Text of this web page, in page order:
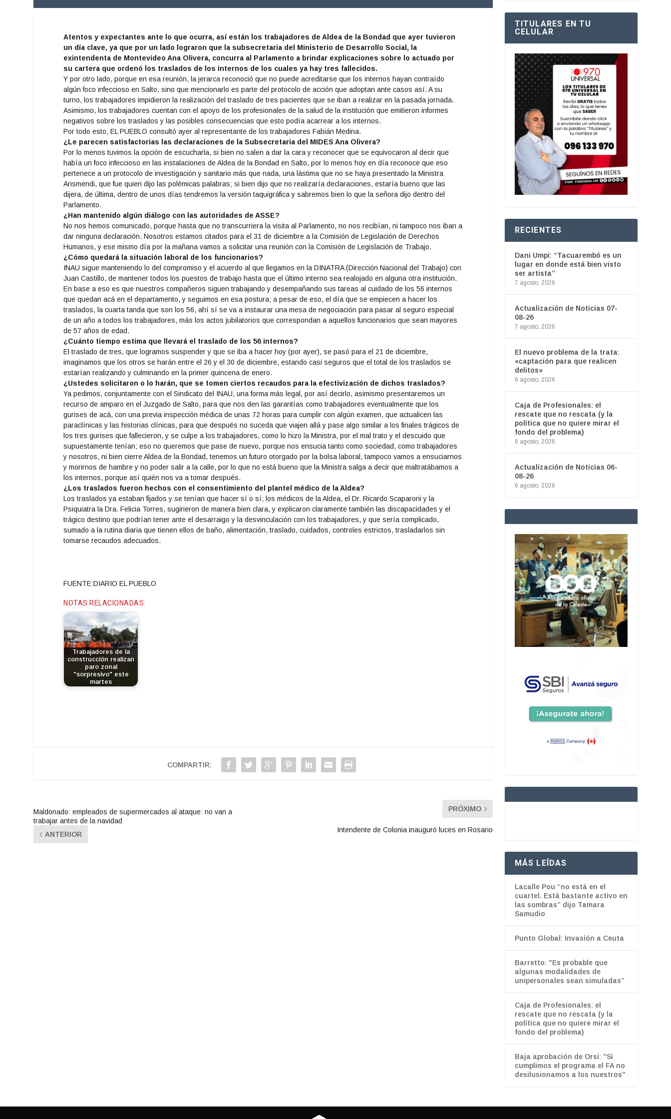
Atentos y expectantes ante lo que ocurra, así están los trabajadores de Aldea de la Bondad que ayer tuvieron
un día clave, ya que por un lado lograron que la subsecretaria del Ministerio de Desarrollo Social, la
exintendenta de Montevideo Ana Olivera, concurra al Parlamento a brindar explicaciones sobre lo actuado por
su cartera que ordenó los traslados de los internos de los cuales ya hay tres fallecidos.
Y por otro lado, porque en esa reunión, la jerarca reconoció que no puede acreditarse que los internos hayan contraído
algún foco infeccioso en Salto, sino que mencionarlo es parte del protocolo de acción que adoptan ante casos así. A su
turno, los trabajadores impidieron la realización del traslado de tres pacientes que se iban a realizar en la pasada jornada.
Asimismo, los trabajadores cuentan con el apoyo de los profesionales de la salud de la institución que emitieron informes
negativos sobre los traslados y las posibles consecuencias que esto podía acarrear a los internos.
Por todo esto, EL PUEBLO consultó ayer al representante de los trabajadores Fabián Medina.
¿Le parecen satisfactorias las declaraciones de la Subsecretaria del MIDES Ana Olivera?
Por lo menos tuvimos la opción de escucharla, si bien no salen a dar la cara y reconocer que se equivocaron al decir que
había un foco infeccioso en las instalaciones de Aldea de la Bondad en Salto, por lo menos hoy en día reconoce que eso
pertenece a un protocolo de investigación y sanitario más que nada, una lástima que no se haya presentado la Ministra
Arismendi, que fue quien dijo las polémicas palabras; si bien dijo que no realizaría declaraciones, estaría bueno que las
dijera, de última, dentro de unos días tendremos la versión taquigráfica y sabremos bien lo que la señora dijo dentro del
Parlamento.
¿Han mantenido algún diálogo con las autoridades de ASSE?
No nos hemos comunicado, porque hasta que no transcurriera la visita al Parlamento, no nos recibían, ni tampoco nos iban a
dar ninguna declaración. Nosotros estamos citados para el 31 de diciembre a la Comisión de Legislación de Derechos
Humanos, y ese mismo día por la mañana vamos a solicitar una reunión con la Comisión de Legislación de Trabajo.
¿Cómo quedará la situación laboral de los funcionarios?
INAU sigue manteniendo lo del compromiso y el acuerdo al que llegamos en la DINATRA (Dirección Nacional del Trabajo) con
Juan Castillo, de mantener todos los puestos de trabajo hasta que el último interno sea realojado en alguna otra institución.
En base a eso es que nuestros compañeros siguen trabajando y desempañando sus tareas al cuidado de los 56 internos
que quedan acá en el departamento, y seguimos en esa postura; a pesar de eso, el día que se empiecen a hacer los
traslados, la cuarta tanda que son los 56, ahí sí se va a instaurar una mesa de negociación para pasar al seguro especial
de un año a todos los trabajadores, más los actos jubilatorios que correspondan a aquellos funcionarios que sean mayores
de 57 años de edad.
¿Cuánto tiempo estima que llevará el traslado de los 56 internos?
El traslado de tres, que logramos suspender y que se iba a hacer hoy (por ayer), se pasó para el 21 de diciembre,
imaginamos que los otros se harán entre el 26 y el 30 de diciembre, estando casi seguros que el total de los traslados se
estarían realizando y culminando en la primer quincena de enero.
¿Ustedes solicitaron o lo harán, que se tomen ciertos recaudos para la efectivización de dichos traslados?
Ya pedimos, conjuntamente con el Sindicato del INAU, una forma más legal, por así decirlo, asimismo presentaremos un
recurso de amparo en el Juzgado de Salto, para que nos den las garantías como trabajadores eventualmente que los
gurises de acá, con una previa inspección médica de unas 72 horas para cumplir con algún examen, que actualicen las
paraclínicas y las historias clínicas, para que después no suceda que viajen allá y pase algo similar a los finales trágicos de
los tres gurises que fallecieron, y se culpe a los trabajadores, como lo hizo la Ministra, por el mal trato y el descuido que
supuestamente tenían; eso no queremos que pase de nuevo, porque nos ensucia tanto como sociedad, como trabajadores
y nosotros, ni bien cierre Aldea de la Bondad, tenemos un futuro otorgado por la bolsa laboral, tampoco vamos a ensuciarnos
y morirnos de hambre y no poder salir a la calle, por lo que no está bueno que la Ministra salga a decir que maltratábamos a
los internos, porque así quién nos va a tomar después.
¿Los traslados fueron hechos con el consentimiento del plantel médico de la Aldea?
Los traslados ya estaban fijados y se tenían que hacer sí o sí; los médicos de la Aldea, el Dr. Ricardo Scaparoni y la
Psiquiatra la Dra. Felicia Torres, sugirieron de manera bien clara, y explicaron claramente también las discapacidades y el
trágico destino que podrían tener ante el desarraigo y la desvinculación con los trabajadores, y que sería complicado,
sumado a la rutina diaria que tienen ellos de baño, alimentación, traslado, cuidados, controles estrictos, trasladarlos sin
tomarse recaudos adecuados.
FUENTE:DIARIO EL PUEBLO
NOTAS RELACIONADAS:
Trabajadores de la
construcción realizan
paro zonal
"sorpresivo" este
martes
COMPARTIR:
Maldonado: empleados de supermercados al ataque: no van a
trabajar antes de la navidad
ANTERIOR
PRÓXIMO
Intendente de Colonia inauguró luces en Rosario
TITULARES EN TU
CELULAR
RECIENTES
Dani Umpi: “Tacuarembó es un
lugar en donde está bien visto
ser artista”
7 agosto, 2026
Actualización de Noticias 07-
08-26
7 agosto, 2026
El nuevo problema de la trata:
«captación para que realicen
delitos»
6 agosto, 2026
Caja de Profesionales: el
rescate que no rescata (y la
política que no quiere mirar el
fondo del problema)
6 agosto, 2026
Actualización de Noticias 06-
08-26
6 agosto, 2026
MÁS LEÍDAS
Lacalle Pou “no está en el
cuartel. Está bastante activo en
las sombras” dijo Tamara
Samudio
Punto Global: Invasión a Ceuta
Barretto: "Es probable que
algunas modalidades de
unipersonales sean simuladas”
Caja de Profesionales: el
rescate que no rescata (y la
política que no quiere mirar el
fondo del problema)
Baja aprobación de Orsi: "Si
cumplimos el programa el FA no
desilusionamos a los nuestros"